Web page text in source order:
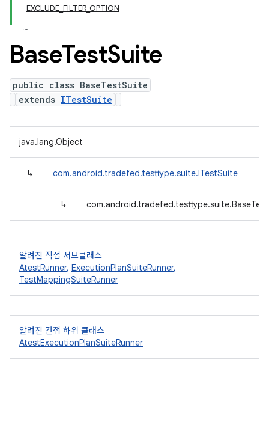
EXCLUDE_FILTER_OPTION
BaseTestSuite
public class BaseTestSuite
extends ITestSuite
java.lang.Object
↳ com.android.tradefed.testtype.suite.ITestSuite
↳
알려진 직접 서브클래스
AtestRunner, ExecutionPlanSuiteRunner,
TestMappingSuiteRunner
알려진 간접 하위 클래스
AtestExecutionPlanSuiteRunner